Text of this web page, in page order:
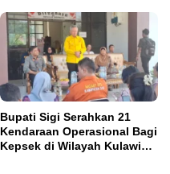
Bupati Sigi Serahkan 21
Kendaraan Operasional Bagi
Kepsek di Wilayah Kulawi